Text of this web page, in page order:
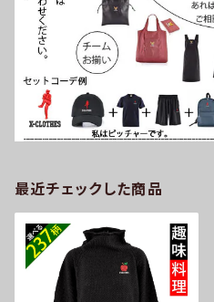
最近チェックした商品